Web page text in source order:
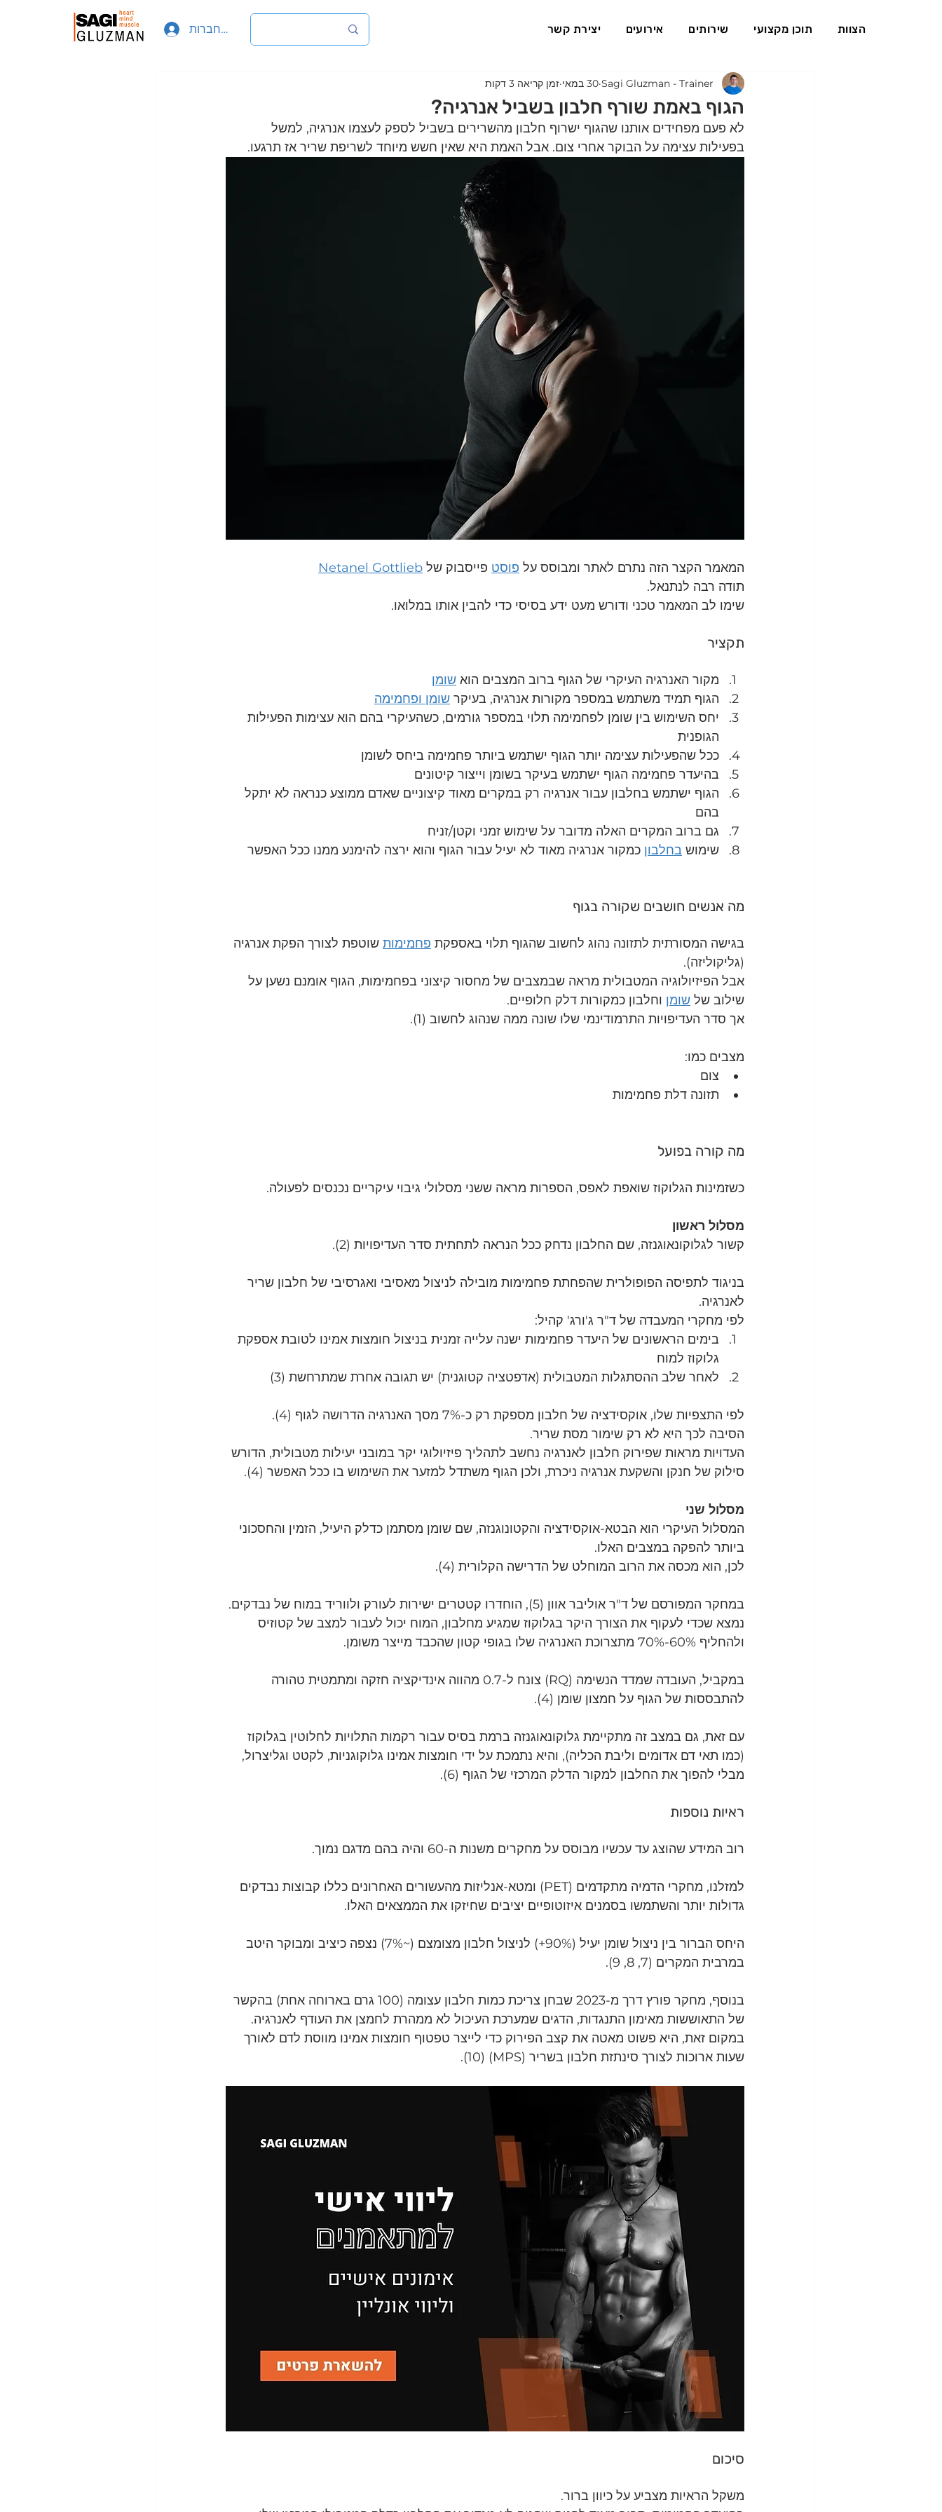
להתחברות הצוות תוכן מקצועי שירותים אירועים יצירת קשר
הגוף באמת שורף חלבון בשביל אנרגיה?
Sagi Gluzman - Trainer 30 במאי זמן קריאה 3 דקות
לא פעם מפחידים אותנו שהגוף ישרוף חלבון מהשרירים בשביל לספק לעצמו אנרגיה, למשל
בפעילות עצימה על הבוקר אחרי צום. אבל האמת היא שאין חשש מיוחד לשריפת שריר אז תרגעו.
המאמר הקצר הזה נתרם לאתר ומבוסס על פוסט פייסבוק של Netanel Gottlieb
תודה רבה לנתנאל.
שימו לב המאמר טכני ודורש מעט ידע בסיסי כדי להבין אותו במלואו.
תקציר
מקור האנרגיה העיקרי של הגוף ברוב המצבים הוא שומן
הגוף תמיד משתמש במספר מקורות אנרגיה, בעיקר שומן ופחמימה
יחס השימוש בין שומן לפחמימה תלוי במספר גורמים, כשהעיקרי בהם הוא עצימות הפעילות
הגופנית
ככל שהפעילות עצימה יותר הגוף ישתמש ביותר פחמימה ביחס לשומן
בהיעדר פחמימה הגוף ישתמש בעיקר בשומן וייצור קיטונים
הגוף ישתמש בחלבון עבור אנרגיה רק במקרים מאוד קיצוניים שאדם ממוצע כנראה לא יתקל
בהם
גם ברוב המקרים האלה מדובר על שימוש זמני וקטן/זניח
שימוש בחלבון כמקור אנרגיה מאוד לא יעיל עבור הגוף והוא ירצה להימנע ממנו ככל האפשר
מה אנשים חושבים שקורה בגוף
בגישה המסורתית לתזונה נהוג לחשוב שהגוף תלוי באספקת פחמימות שוטפת לצורך הפקת אנרגיה
(גליקוליזה).
אבל הפיזיולוגיה המטבולית מראה שבמצבים של מחסור קיצוני בפחמימות, הגוף אומנם נשען על
שילוב של שומן וחלבון כמקורות דלק חלופיים.
אך סדר העדיפויות התרמודינמי שלו שונה ממה שנהוג לחשוב (1).
מצבים כמו:
צום
תזונה דלת פחמימות
מה קורה בפועל
כשזמינות הגלוקוז שואפת לאפס, הספרות מראה ששני מסלולי גיבוי עיקריים נכנסים לפעולה.
מסלול ראשון
קשור לגלוקונאוגנזה, שם החלבון נדחק ככל הנראה לתחתית סדר העדיפויות (2).
בניגוד לתפיסה הפופולרית שהפחתת פחמימות מובילה לניצול מאסיבי ואגרסיבי של חלבון שריר
לאנרגיה.
לפי מחקרי המעבדה של ד"ר ג'ורג' קהיל:
בימים הראשונים של היעדר פחמימות ישנה עלייה זמנית בניצול חומצות אמינו לטובת אספקת
גלוקוז למוח
לאחר שלב ההסתגלות המטבולית (אדפטציה קטוגנית) יש תגובה אחרת שמתרחשת (3)
לפי התצפיות שלו, אוקסידציה של חלבון מספקת רק כ-7% מסך האנרגיה הדרושה לגוף (4).
הסיבה לכך היא לא רק שימור מסת שריר.
העדויות מראות שפירוק חלבון לאנרגיה נחשב לתהליך פיזיולוגי יקר במובני יעילות מטבולית, הדורש
סילוק של חנקן והשקעת אנרגיה ניכרת, ולכן הגוף משתדל למזער את השימוש בו ככל האפשר (4).
מסלול שני
המסלול העיקרי הוא הבטא-אוקסידציה והקטונוגנזה, שם שומן מסתמן כדלק היעיל, הזמין והחסכוני
ביותר להפקה במצבים האלו.
לכן, הוא מכסה את הרוב המוחלט של הדרישה הקלורית (4).
במחקר המפורסם של ד"ר אוליבר אוון (5), הוחדרו קטטרים ישירות לעורק ולווריד במוח של נבדקים.
נמצא שכדי לעקוף את הצורך היקר בגלוקוז שמגיע מחלבון, המוח יכול לעבור למצב של קטוזיס
ולהחליף 60%-70% מתצרוכת האנרגיה שלו בגופי קטון שהכבד מייצר משומן.
במקביל, העובדה שמדד הנשימה (RQ) צונח ל-0.7 מהווה אינדיקציה חזקה ומתמטית טהורה
להתבססות של הגוף על חמצון שומן (4).
עם זאת, גם במצב זה מתקיימת גלוקונאוגנזה ברמת בסיס עבור רקמות התלויות לחלוטין בגלוקוז
(כמו תאי דם אדומים וליבת הכליה), והיא נתמכת על ידי חומצות אמינו גלוקוגניות, לקטט וגליצרול,
מבלי להפוך את החלבון למקור הדלק המרכזי של הגוף (6).
ראיות נוספות
רוב המידע שהוצג עד עכשיו מבוסס על מחקרים משנות ה-60 והיה בהם מדגם נמוך.
למזלנו, מחקרי הדמיה מתקדמים (PET) ומטא-אנליזות מהעשורים האחרונים כללו קבוצות נבדקים
גדולות יותר והשתמשו בסמנים איזוטופיים יציבים שחיזקו את הממצאים האלו.
היחס הברור בין ניצול שומן יעיל (90%+) לניצול חלבון מצומצם (~7%) נצפה כיציב ומבוקר היטב
במרבית המקרים (7, 8, 9).
בנוסף, מחקר פורץ דרך מ-2023 שבחן צריכת כמות חלבון עצומה (100 גרם בארוחה אחת) בהקשר
של התאוששות מאימון התנגדות, הדגים שמערכת העיכול לא ממהרת לחמצן את העודף לאנרגיה.
במקום זאת, היא פשוט מאטה את קצב הפירוק כדי לייצר טפטוף חומצות אמינו מווסת לדם לאורך
שעות ארוכות לצורך סינתזת חלבון בשריר (MPS) (10).
סיכום
משקל הראיות מצביע על כיוון ברור.